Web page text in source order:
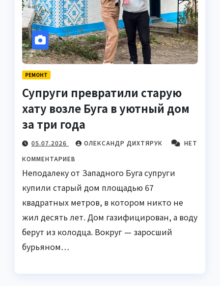
РЕМОНТ
Супруги превратили старую
хату возле Буга в уютный дом
за три года
05.07.2026 ОЛЕКСАНДР ДИХТЯРУК
НЕТ
КОММЕНТАРИЕВ
Неподалеку от Западного Буга супруги
купили старый дом площадью 67
квадратных метров, в котором никто не
жил десять лет. Дом газифицирован, а воду
берут из колодца. Вокруг — заросший
бурьяном…